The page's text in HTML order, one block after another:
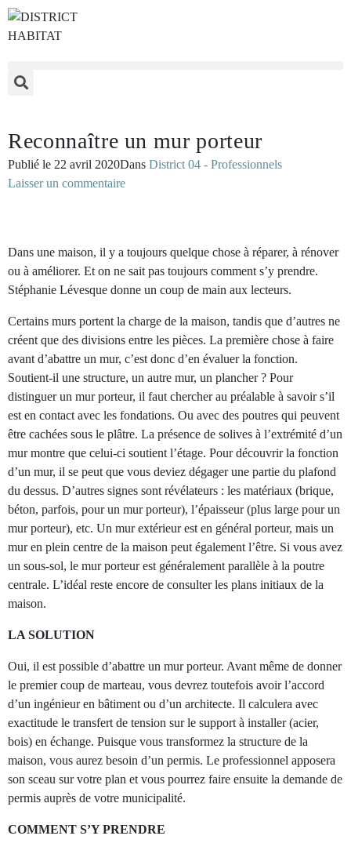
Reconnaître un mur porteur
Publié le 22 avril 2020Dans District 04 - Professionnels
Laisser un commentaire
Dans une maison, il y a toujours quelque chose à réparer, à rénover
ou à améliorer. Et on ne sait pas toujours comment s’y prendre.
Stéphanie Lévesque donne un coup de main aux lecteurs.
Certains murs portent la charge de la maison, tandis que d’autres ne
créent que des divisions entre les pièces. La première chose à faire
avant d’abattre un mur, c’est donc d’en évaluer la fonction.
Soutient-il une structure, un autre mur, un plancher ? Pour
distinguer un mur porteur, il faut chercher au préalable à savoir s’il
est en contact avec les fondations. Ou avec des poutres qui peuvent
être cachées sous le plâtre. La présence de solives à l’extrémité d’un
mur montre que celui-ci soutient l’étage. Pour découvrir la fonction
d’un mur, il se peut que vous deviez dégager une partie du plafond
du dessus. D’autres signes sont révélateurs : les matériaux (brique,
béton, parfois, pour un mur porteur), l’épaisseur (plus large pour un
mur porteur), etc. Un mur extérieur est en général porteur, mais un
mur en plein centre de la maison peut également l’être. Si vous avez
un sous-sol, le mur porteur est généralement parallèle à la poutre
centrale. L’idéal reste encore de consulter les plans initiaux de la
maison.
LA SOLUTION
Oui, il est possible d’abattre un mur porteur. Avant même de donner
le premier coup de marteau, vous devrez toutefois avoir l’accord
d’un ingénieur en bâtiment ou d’un architecte. Il calculera avec
exactitude le transfert de tension sur le support à installer (acier,
bois) en échange. Puisque vous transformez la structure de la
maison, vous aurez besoin d’un permis. Le professionnel apposera
son sceau sur votre plan et vous pourrez faire ensuite la demande de
permis auprès de votre municipalité.
COMMENT S’Y PRENDRE